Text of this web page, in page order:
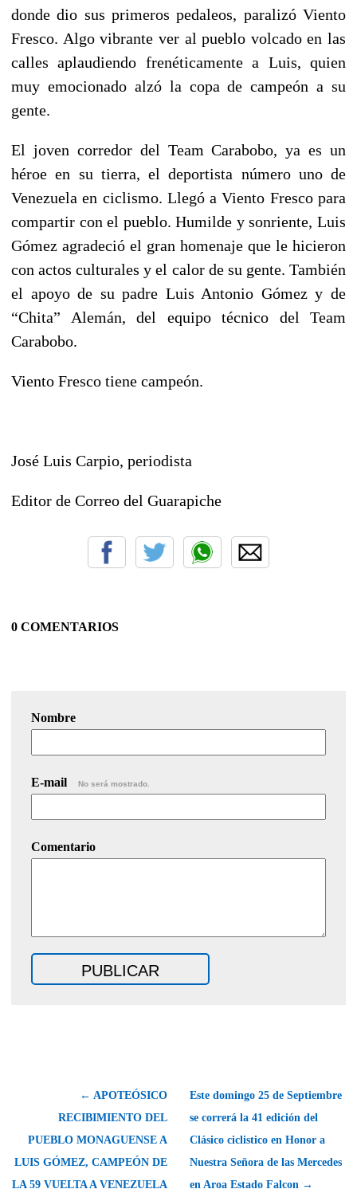
donde dio sus primeros pedaleos, paralizó Viento
Fresco. Algo vibrante ver al pueblo volcado en las
calles aplaudiendo frenéticamente a Luis, quien
muy emocionado alzó la copa de campeón a su
gente.
El joven corredor del Team Carabobo, ya es un
héroe en su tierra, el deportista número uno de
Venezuela en ciclismo. Llegó a Viento Fresco para
compartir con el pueblo. Humilde y sonriente, Luis
Gómez agradeció el gran homenaje que le hicieron
con actos culturales y el calor de su gente. También
el apoyo de su padre Luis Antonio Gómez y de
“Chita” Alemán, del equipo técnico del Team
Carabobo.
Viento Fresco tiene campeón.
José Luis Carpio, periodista
Editor de Correo del Guarapiche
0 COMENTARIOS
Nombre
E-mail No será mostrado.
Comentario
← APOTEÓSICO
RECIBIMIENTO DEL
PUEBLO MONAGUENSE A
LUIS GÓMEZ, CAMPEÓN DE
LA 59 VUELTA A VENEZUELA
Este domingo 25 de Septiembre
se correrá la 41 edición del
Clásico ciclistico en Honor a
Nuestra Señora de las Mercedes
en Aroa Estado Falcon →